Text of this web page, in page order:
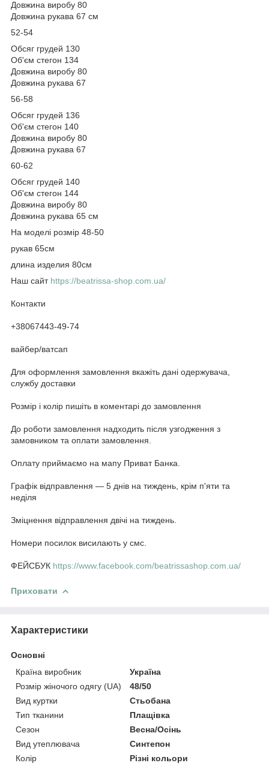
Довжина виробу 80
Довжина рукава 67 см
52-54
Обсяг грудей 130
Об'єм стегон 134
Довжина виробу 80
Довжина рукава 67
56-58
Обсяг грудей 136
Об'єм стегон 140
Довжина виробу 80
Довжина рукава 67
60-62
Обсяг грудей 140
Об'єм стегон 144
Довжина виробу 80
Довжина рукава 65 см
На моделі розмір 48-50
рукав 65см
длина изделия 80см
Наш сайт https://beatrissa-shop.com.ua/
Контакти
+38067443-49-74
вайбер/ватсап
Для оформлення замовлення вкажіть дані одержувача,
службу доставки
Розмір і колір пишіть в коментарі до замовлення
До роботи замовлення надходить після узгодження з
замовником та оплати замовлення.
Оплату приймаємо на мапу Приват Банка.
Графік відправлення — 5 днів на тиждень, крім п'яти та
неділя
Зміцнення відправлення двічі на тиждень.
Номери посилок висилають у смс.
ФЕЙСБУК https://www.facebook.com/beatrissashop.com.ua/
Приховати
Характеристики
Основні
Країна виробник
Україна
Розмір жіночого одягу (UA)
48/50
Вид куртки
Стьобана
Тип тканини
Плащівка
Сезон
Весна/Осінь
Вид утеплювача
Синтепон
Колір
Різні кольори